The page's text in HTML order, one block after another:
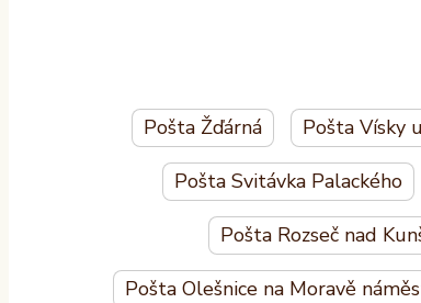
Pošta Žďárná Pošta Vísky
Pošta Svitávka Palackého
Pošta Rozseč nad
Pošta Olešnice na Moravě